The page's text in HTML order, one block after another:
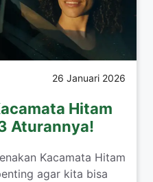
26 Januari 2026
Hitam
Aturannya!
Kacamata Hitam
agar kita bisa